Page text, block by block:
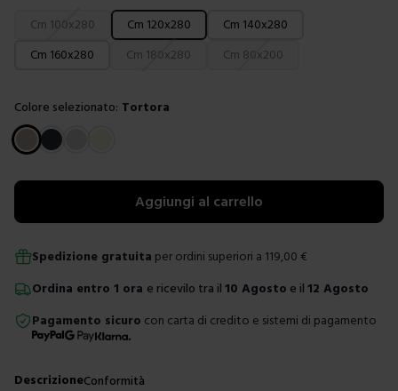
Scegli una misura
Cm 100x280 Cm 120x280
Cm 140x280
Cm 160x280
Cm 180x280 Cm 80x200
Colore selezionato: Tortora
Scegli un colore
Aggiungi al carrello
Spedizione gratuita per ordini superiori a 119,00 €
Ordina entro 1 ora e ricevilo tra il 10 Agosto e il 12 Agosto
Pagamento sicuro con carta di credito e sistemi di pagamento
DescrizioneConformità